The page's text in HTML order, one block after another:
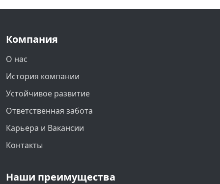
Компания
О нас
История компании
Устойчивое развитие
Ответственная забота
Карьера и Вакансии
Контакты
Наши преимущества